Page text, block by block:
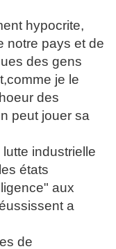
hypocrite,
notre pays et de
des gens
je le
des
peut jouer sa
industrielle
états
aux
a
de